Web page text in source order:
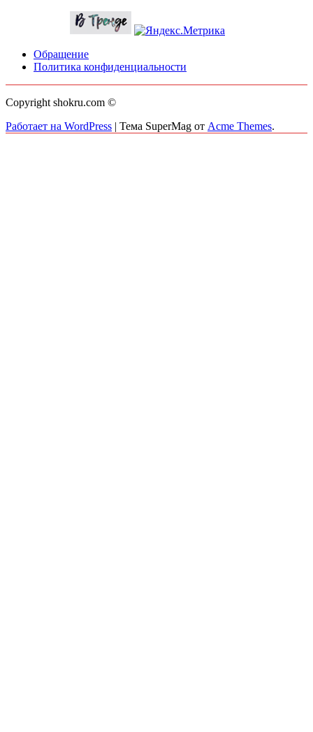
Обращение
Политика конфиденциальности
Copyright shokru.com ©
Работает на WordPress | Тема SuperMag от Acme Themes.